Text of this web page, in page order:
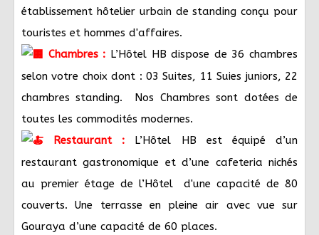
établissement hôtelier urbain de standing conçu pour
touristes et hommes d'affaires.
Chambres : L’Hôtel HB dispose de 36 chambres
selon votre choix dont : 03 Suites, 11 Suies juniors, 22
chambres standing. Nos Chambres sont dotées de
toutes les commodités modernes.
Restaurant : L’Hôtel HB est équipé d’un
restaurant gastronomique et d’une cafeteria nichés
au premier étage de l’Hôtel d'une capacité de 80
couverts. Une terrasse en pleine air avec vue sur
Gouraya d’une capacité de 60 places.